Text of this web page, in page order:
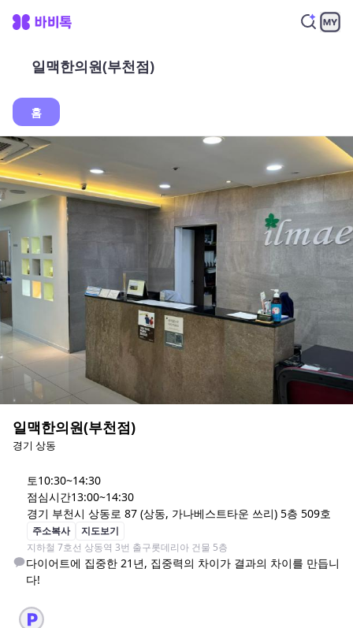
일맥한의원(부천점)
홈
일맥한의원(부천점)
경기 상동
토10:30~14:30
점심시간13:00~14:30
경기 부천시 상동로 87 (상동, 가나베스트타운 쓰리) 5층 509호
주소복사
지도보기
지하철 7호선 상동역 3번 출구롯데리아 건물 5층
다이어트에 집중한 21년, 집중력의 차이가 결과의 차이를 만듭니
다!